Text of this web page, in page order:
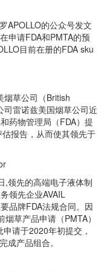
APOLLO的公众号发文
申请FDA和PMTA的预
目前在册的FDA sku
烟草公司（British
雷诺兹美国烟草公司近
药物管理局（FDA）提
报告，从而使其领先于
,领先的高端电子液体制
领先企业AVAIL
品牌FDA法规合同。因
草产品申请（PMTA）
请于2020年初提交，
成产品组合。